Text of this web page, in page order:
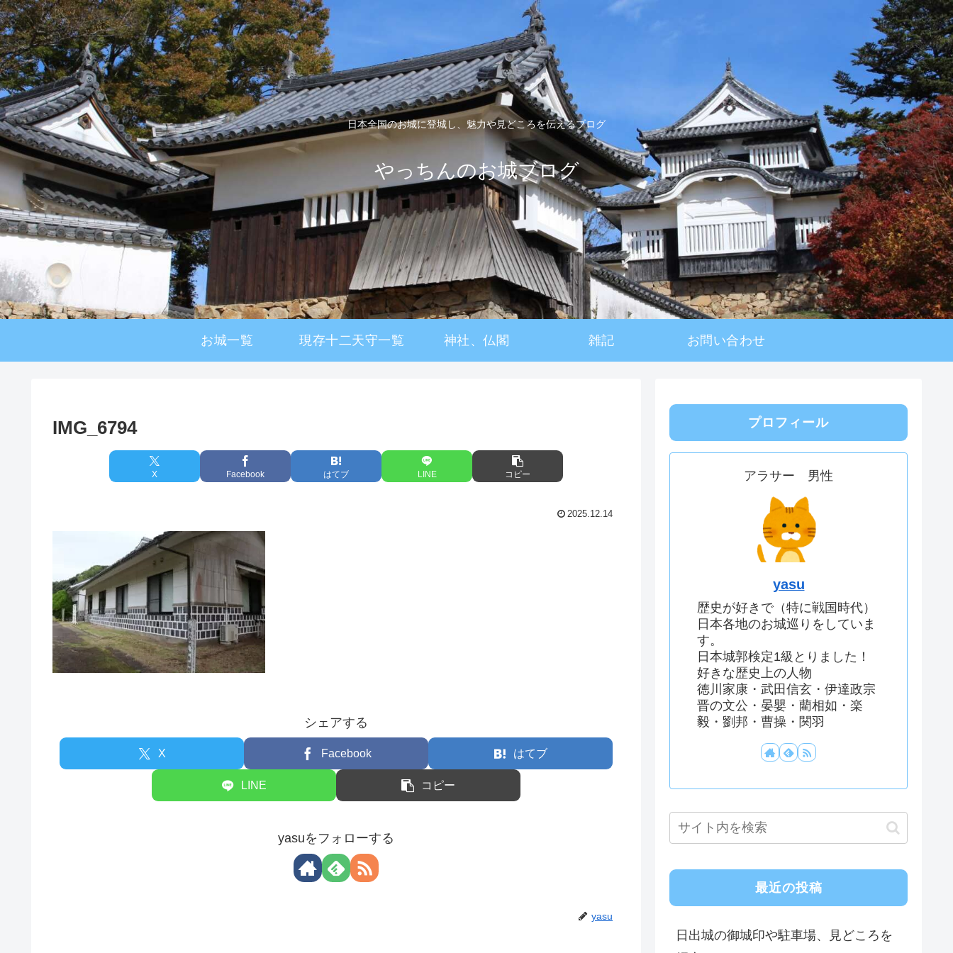
日本全国のお城に登城し、魅力や見どころを伝えるブログ
やっちんのお城ブログ
お城一覧 現存十二天守一覧 神社、仏閣 雑記 お問い合わせ
IMG_6794
X Facebook はてブ LINE コピー
2025.12.14
シェアする
X Facebook はてブ
LINE コピー
yasuをフォローする
yasu
プロフィール
アラサー 男性
yasu
歴史が好きで（特に戦国時代）
日本各地のお城巡りをしていま
す。
日本城郭検定1級とりました！
好きな歴史上の人物
徳川家康・武田信玄・伊達政宗
晋の文公・晏嬰・藺相如・楽
毅・劉邦・曹操・関羽
最近の投稿
日出城の御城印や駐車場、見どころを